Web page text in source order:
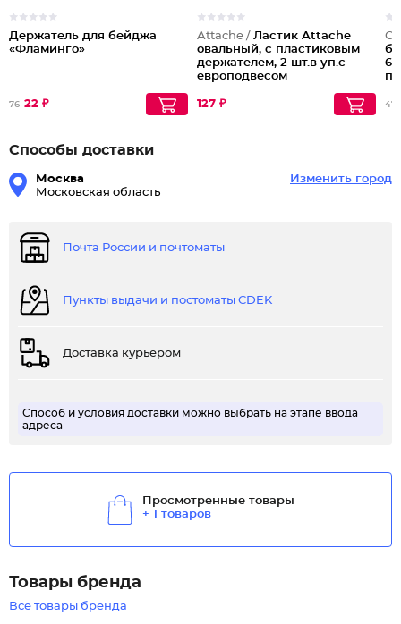
Держатель для бейджа
«Фламинго»
76 22 ₽
Attache / Ластик Attache
овальный, с пластиковым
держателем, 2 шт.в уп.с
европодвесом
127 ₽ 47
Способы доставки
Москва
Московская область
Изменить город
Почта России и почтоматы
Пункты выдачи и постоматы CDEK
Доставка курьером
Способ и условия доставки можно выбрать на этапе ввода
адреса
Просмотренные товары
+ 1 товаров
Товары бренда
Все товары бренда